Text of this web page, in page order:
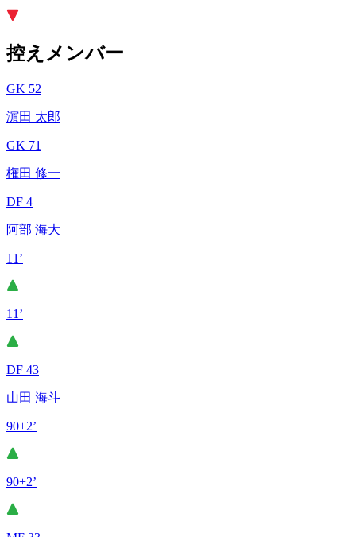
控えメンバー
GK 52
濵田 太郎
GK 71
権田 修一
DF 4
阿部 海大
11’
11’
DF 43
山田 海斗
90+2’
90+2’